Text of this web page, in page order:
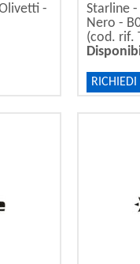
-
Starline
Nero -
(cod. rif.